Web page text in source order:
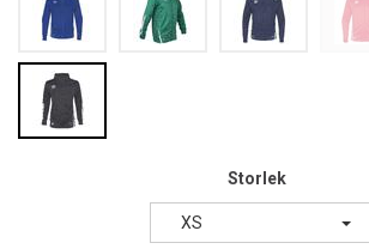
Storlek
XS